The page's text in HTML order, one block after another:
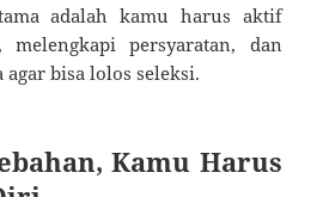
adalah kamu harus aktif
persyaratan, dan
bisa lolos seleksi.
Kamu Harus